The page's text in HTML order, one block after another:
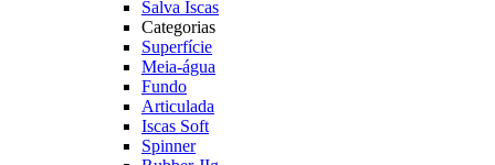
Salva Iscas
Categorias
Superfície
Meia-água
Fundo
Articulada
Iscas Soft
Spinner